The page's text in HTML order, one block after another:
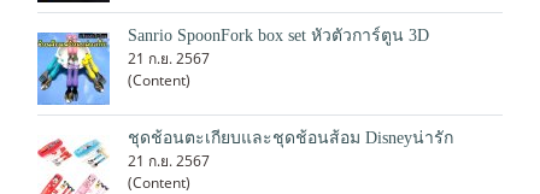
Sanrio SpoonFork box set หัวตัวการ์ตูน 3D
21 ก.ย. 2567
(Content)
ชุดช้อนตะเกียบและชุดช้อนส้อม Disneyน่ารัก
21 ก.ย. 2567
(Content)